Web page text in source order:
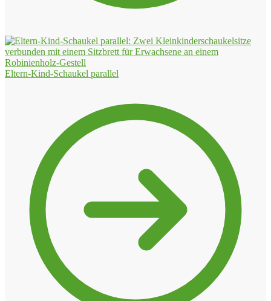
Eltern-Kind-Schaukel parallel